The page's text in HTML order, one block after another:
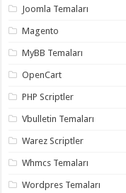
organizasyon,
gaziantep
organizasyon,
gaziantep
organizasyon,
gaziantep
organizasyon
gaziantep
palyaço,
twitter
takipçi
hilesi
takipçi
instagram
hilesi ,
Joomla Temaları
Magento
MyBB Temaları
OpenCart
PHP Scriptler
Vbulletin Temaları
Warez Scriptler
Whmcs Temaları
Wordpres Temaları